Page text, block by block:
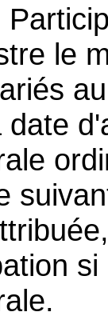
le